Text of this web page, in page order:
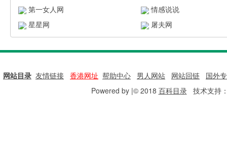
第一女人网
情感说说
星星网
屠夫网
网站目录 友情链接 香港网址 帮助中心 男人网站 网站回链
国外
Powered by |© 2018 百科目录技术支持